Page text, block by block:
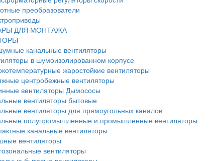
преобразователи
ДЛЯ МОНТАЖА
канальные вентиляторы
в шумоизолированном корпусе
жаростойкие вентиляторы
центробежные вентиляторы
вентиляторы Дымососы
вентиляторы бытовые
вентиляторы для прямоугольных каналов
полупромышленные и промышленные вентиляторы
канальные вентиляторы
вентиляторы
вентиляторы